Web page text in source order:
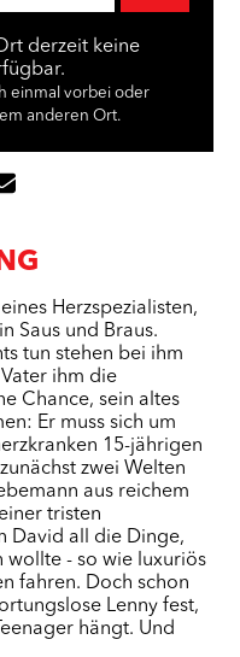
Herzspezialisten,
Saus und Braus.
tun stehen bei ihm
ihm die
Chance, sein altes
Er muss sich um
15-jährigen
zwei Welten
aus reichem
tristen
David all die Dinge,
wollte - so wie luxuriös
fahren. Doch schon
Lenny fest,
hängt. Und
derzeit keine
einmal vorbei oder
anderen Ort.